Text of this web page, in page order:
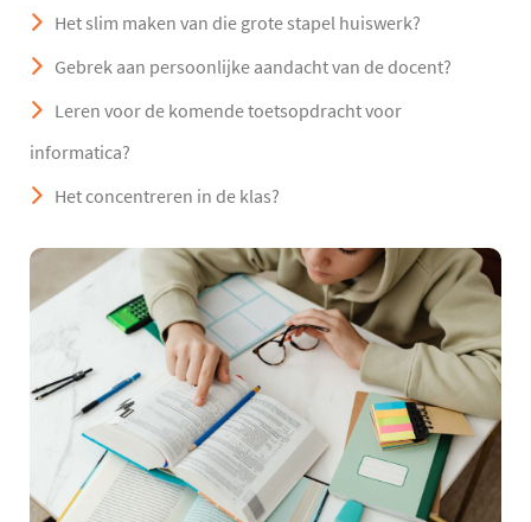
Het slim maken van die grote stapel huiswerk?
Gebrek aan persoonlijke aandacht van de docent?
Leren voor de komende toetsopdracht voor
informatica?
Het concentreren in de klas?